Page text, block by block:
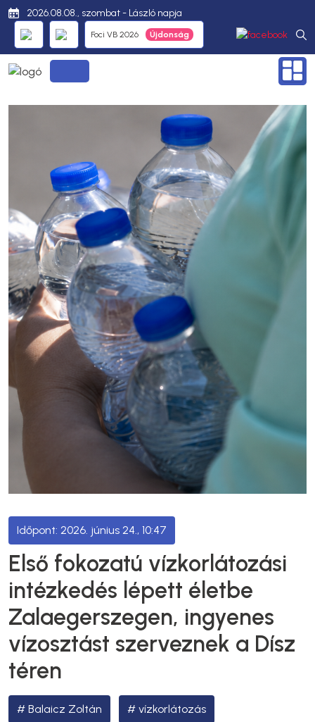
2026.08.08., szombat - László napja
Foci VB 2026
2026. június 24., 10:47
Első fokozatú vízkorlátozási
intézkedés lépett életbe
Zalaegerszegen, ingyenes
vízosztást szerveznek a Dísz
téren
Balaicz Zoltán vízkorlátozás